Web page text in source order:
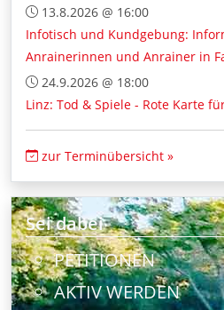
13.8.2026 @ 16:00
Infotisch und Kundgebung:
Anrainerinnen und Anrainer in
24.9.2026 @ 18:00
Linz: Tod & Spiele - Rote Karte
zur Terminübersicht »
Sei dabei
PETITIONEN
AKTIV WERDEN